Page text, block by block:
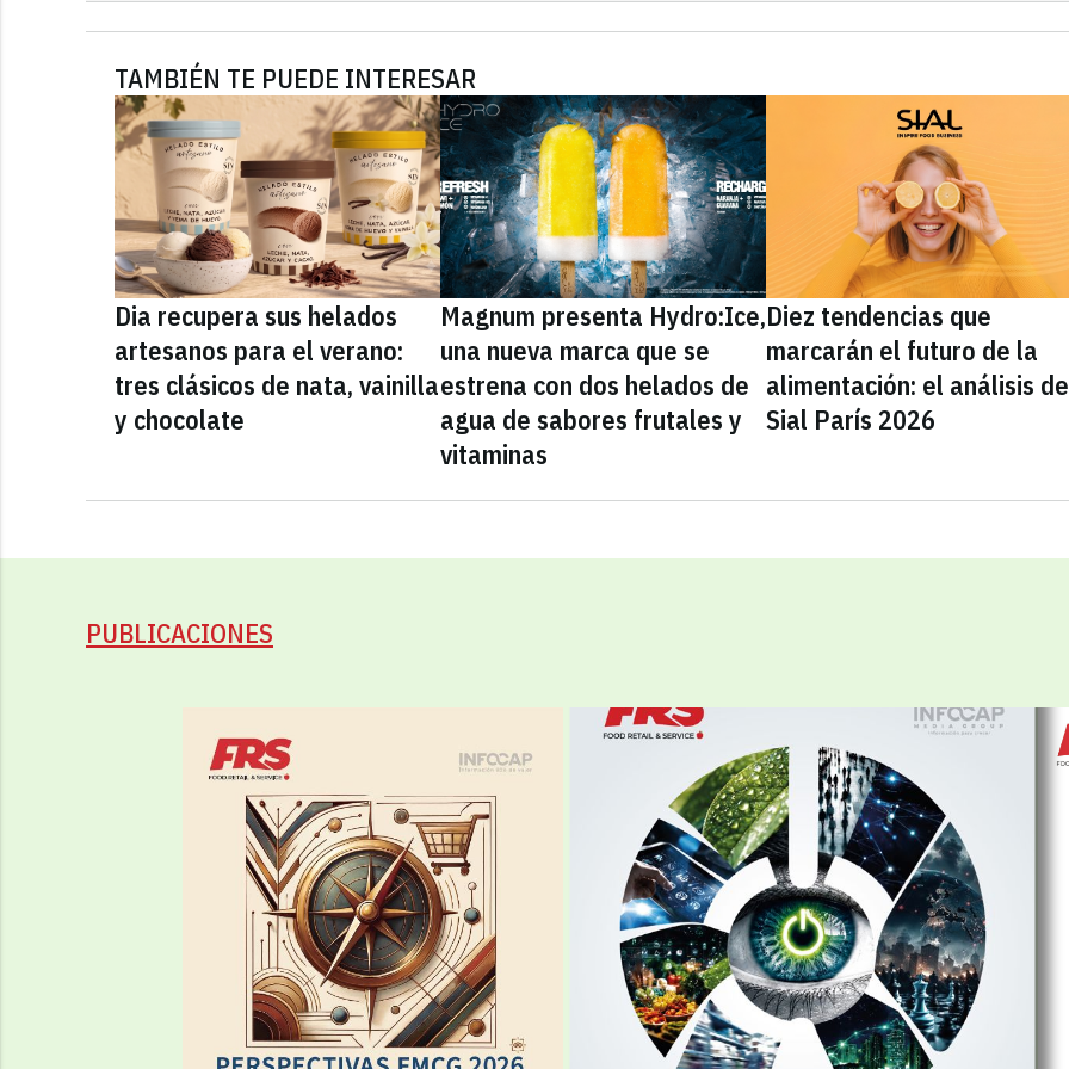
TAMBIÉN TE PUEDE INTERESAR
Dia recupera sus helados
artesanos para el verano:
tres clásicos de nata, vainilla
y chocolate
Magnum presenta Hydro:Ice,
una nueva marca que se
estrena con dos helados de
agua de sabores frutales y
vitaminas
Diez tendencias que
marcarán el futuro de la
alimentación: el análisis de
Sial París 2026
PUBLICACIONES